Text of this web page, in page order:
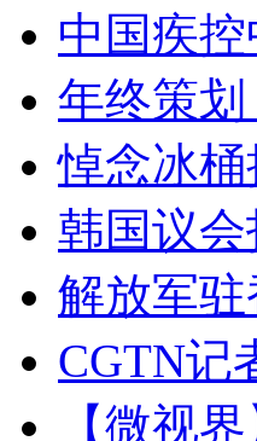
中国疾
年终策
悼念冰
韩国议
解放军
CGTN记
【微视